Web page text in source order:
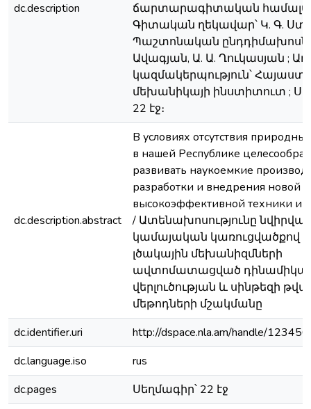
dc.description
ճարտարագիտական
Գիտական ղեկավար՝ Կ. Գ.
Պաշտոնական
Ավագյան, Ա. Ա. Ղուկասյան ;
կազմակերպություն՝
մեխանիկայի ինստիտուտ ;
22 էջ։
dc.description.abstract
В условиях отсутствия
в нашей Республике
развивать наукоемкие
разработки и внедрения новой
высокоэффективной техники и
/ Ատենախոսությունը
կամայական կառուցվածքով
լծակային մեխանիզմների
ավտոմատացված
վերլուծության և սինթեզի
մեթոդների մշակմանը
dc.identifier.uri
http://dspace.nla.am/handle/
dc.language.iso
rus
dc.pages
Սեղմագիր՝ 22 էջ